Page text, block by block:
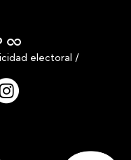
electoral /